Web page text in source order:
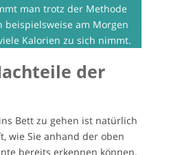
man trotz der Methode
beispielsweise am Morgen
Kalorien zu sich nimmt.
der
Bett zu gehen ist natürlich
wie Sie anhand der oben
bereits erkennen können.